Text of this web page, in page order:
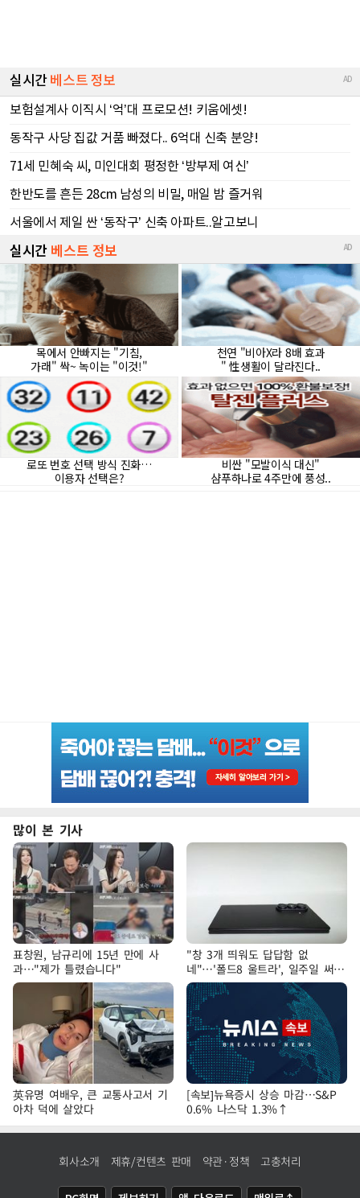
많이 본 기사
표창원, 남규리에 15년 만에 사
과…"제가 틀렸습니다"
"창 3개 띄워도 답답함 없
네"…'폴드8 울트라', 일주일 써보
니
英유명 여배우, 큰 교통사고서 기
아차 덕에 살았다
[속보]뉴욕증시 상승 마감…S&P
0.6% 나스닥 1.3%↑
회사소개 제휴/컨텐츠 판매 약관·정책 고충처리